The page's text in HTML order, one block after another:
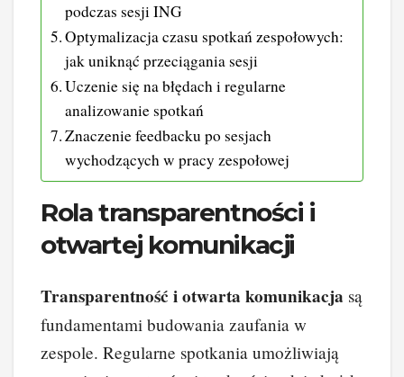
podczas sesji ING
Optymalizacja czasu spotkań zespołowych:
jak uniknąć przeciągania sesji
Uczenie się na błędach i regularne
analizowanie spotkań
Znaczenie feedbacku po sesjach
wychodzących w pracy zespołowej
Rola transparentności i
otwartej komunikacji
Transparentność i otwarta komunikacja są
fundamentami budowania zaufania w
zespole. Regularne spotkania umożliwiają